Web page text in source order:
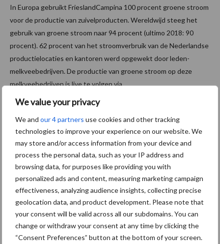
We value your privacy
We and our 4 partners use cookies and other tracking
technologies to improve your experience on our website. We
may store and/or access information from your device and
process the personal data, such as your IP address and
browsing data, for purposes like providing you with
personalized ads and content, measuring marketing campaign
effectiveness, analyzing audience insights, collecting precise
geolocation data, and product development. Please note that
your consent will be valid across all our subdomains. You can
change or withdraw your consent at any time by clicking the
“Consent Preferences” button at the bottom of your screen.
In Europa gebruikt FrieslandCampina 100 procent groene stroom
voor de productie van zuivelproducten. Wereldwijd steeg het
gebruik van groene stroom naar 94 procent (ultimo 2018: 90
procent). 62 procent van het stroomverbruik van de Nederlandse
productielocaties en kantoren werd opgewekt door leden-
melkveebedrijven. De productie van groene stroom op deze
melkveebedrijven is live te volgen via
www.frieslandcampinaopwek.nl
samenwerkingsovereenkomst getekend met E.A.Z. voor de
plaatsing van kleine windmolens op het boerenerf.
Bij de productie van zuivelproducten is de energie-efficiëntie ten
opzichte van dezelfde periode vorig jaar verbeterd naar 2,81
GJ/ton eindproduct (eerste helft 2018: 2,95 GJ/ton
eindproduct). Er is een energiebesparingsprogramma gericht op 2
procent reductie in 2019.
FrieslandCampina werkt samen met zijn leden-melkveehouders
aan verduurzaming. In samenwerking met districtsraden van de
zuivelcoöperatie hebben we 3.300 leden betrokken bij gerichte